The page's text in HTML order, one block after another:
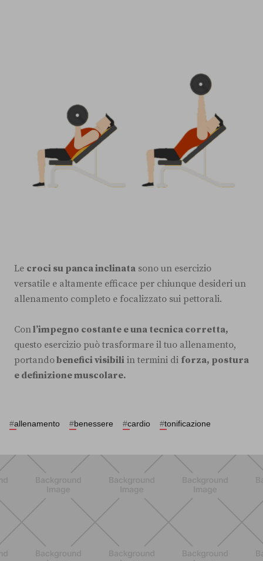
Le croci su panca inclinata sono un esercizio
versatile e altamente efficace per chiunque desideri un
allenamento completo e focalizzato sui pettorali.
Conl’impegno costante e una tecnica corretta,
questo esercizio può trasformare il tuo allenamento,
portandobenefici visibili in termini di forza, postura
e definizione muscolare.
#allenamento #benessere #cardio #tonificazione